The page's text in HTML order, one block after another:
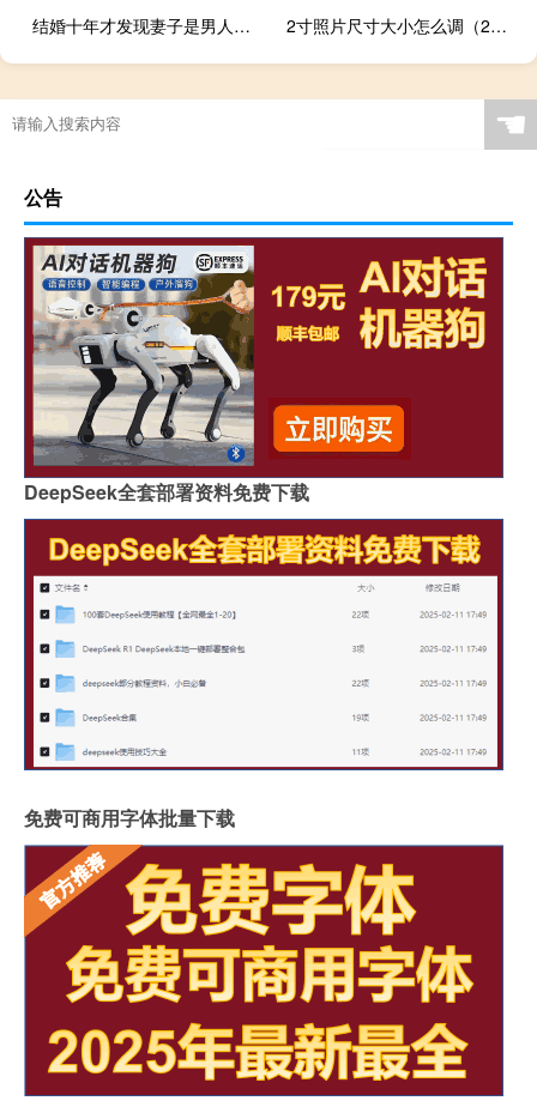
结婚十年才发现妻子是男人（女子结婚十年发现老公喜欢男的） 2寸照片尺寸大小怎么调（2寸照片尺寸大小px）
☚
公告
DeepSeek全套部署资料免费下载
免费可商用字体批量下载